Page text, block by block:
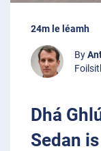
24m le léamh
By
Dhá
Sedan